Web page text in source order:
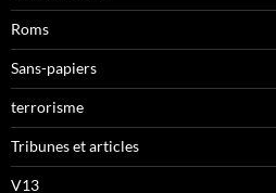
Roms
Sans-papiers
terrorisme
Tribunes et articles
V13